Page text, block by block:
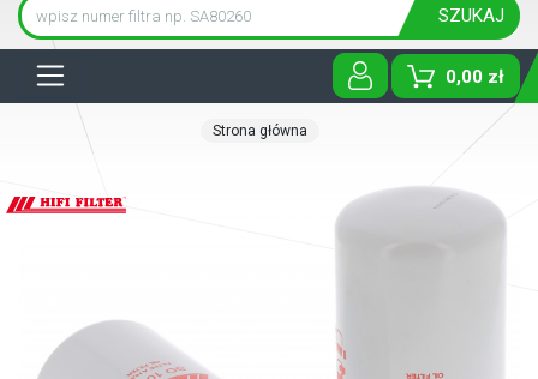
SZUKAJ
0,00 zł
Strona główna